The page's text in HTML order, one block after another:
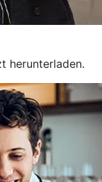
herunterladen.